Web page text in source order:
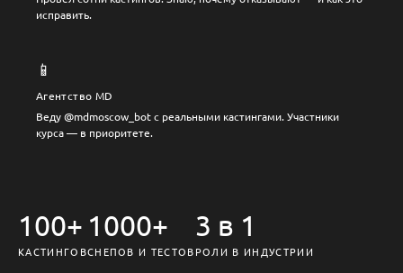
исправить.
📱
Агентство MD
Веду @mdmoscow_bot с реальными кастингами. Участники
курса — в приоритете.
100+
КАСТИНГОВ
1000+
СНЕПОВ И ТЕСТОВ
3 в 1
РОЛИ В ИНДУСТРИИ